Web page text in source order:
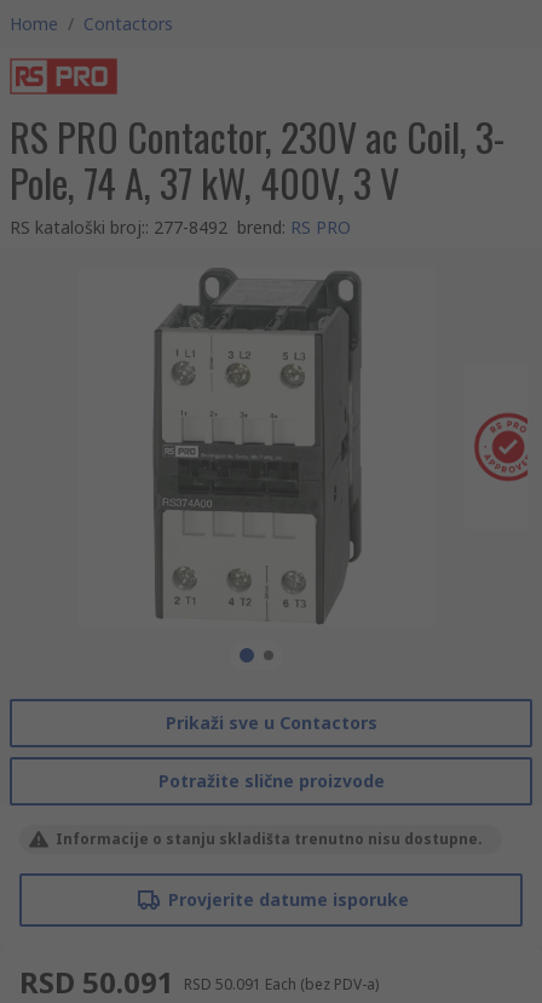
Home / Contactors
RS PRO Contactor, 230V ac Coil, 3-
Pole, 74 A, 37 kW, 400V, 3 V
RS kataloški broj:: 277-8492 brend: RS PRO
Prikaži sve u Contactors
Potražite slične proizvode
Informacije o stanju skladišta trenutno nisu dostupne.
Provjerite datume isporuke
RSD 50.091 RSD 50.091 Each (bez PDV-a)